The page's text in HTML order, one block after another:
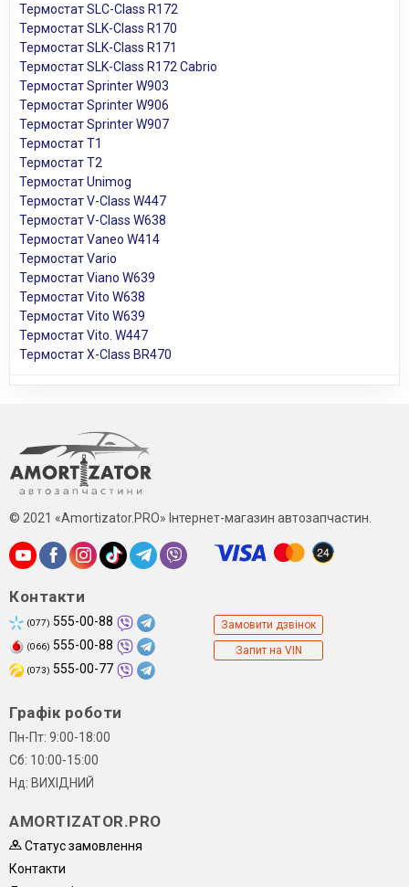
Термостат SLC-Class R172
Термостат SLK-Class R170
Термостат SLK-Class R171
Термостат SLK-Class R172 Cabrio
Термостат Sprinter W903
Термостат Sprinter W906
Термостат Sprinter W907
Термостат T1
Термостат T2
Термостат Unimog
Термостат V-Class W447
Термостат V-Class W638
Термостат Vaneo W414
Термостат Vario
Термостат Viano W639
Термостат Vito W638
Термостат Vito W639
Термостат Vito. W447
Термостат X-Class BR470
© 2021 «Amortizator.PRO» Інтернет-магазин автозапчастин.
Контакти
(077) 555-00-88
(066) 555-00-88
(073) 555-00-77
Замовити дзвінок
Запит на VIN
Графік роботи
Пн-Пт: 9:00-18:00
Сб: 10:00-15:00
Нд: ВИХІДНИЙ
AMORTIZATOR.PRO
Статус замовлення
Контакти